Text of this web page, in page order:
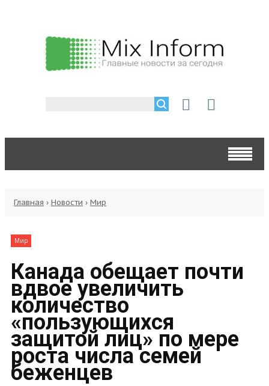
Главная › Новости › Мир
Мир
Канада обещает почти
вдвое увеличить
количество
«пользующихся
защитой лиц» по мере
роста числа семей
беженцев